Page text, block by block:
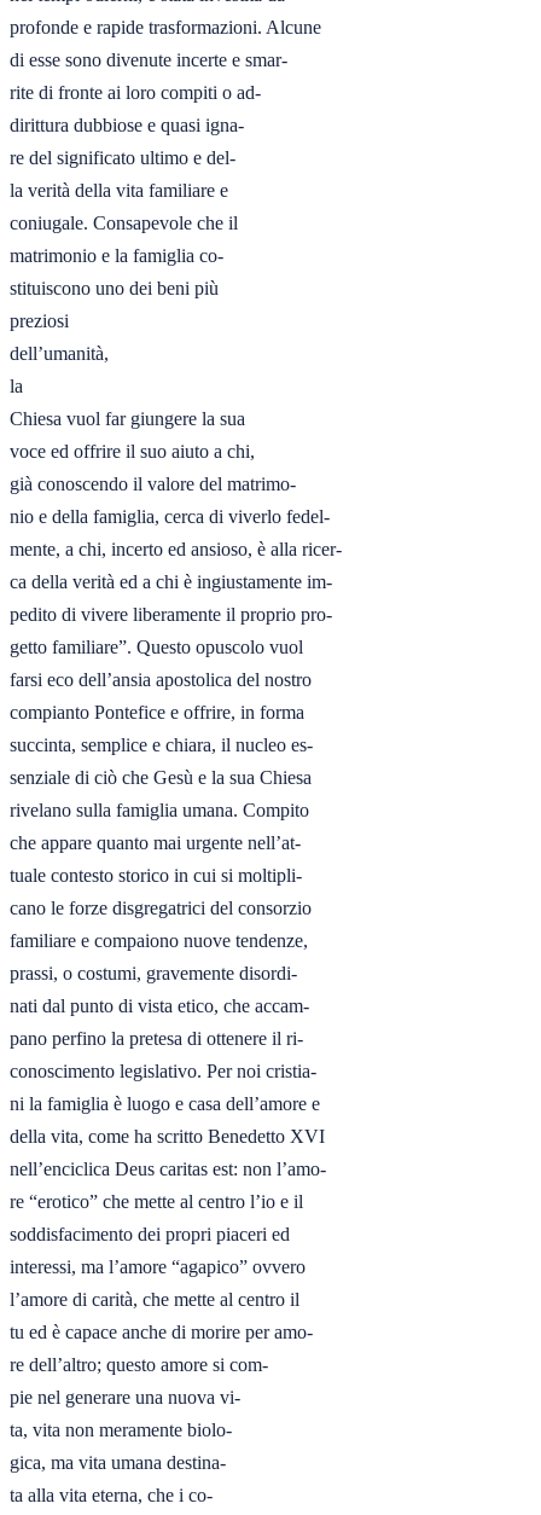
profonde e rapide trasformazioni. Alcune
di esse sono divenute incerte e smar-
rite di fronte ai loro compiti o ad-
dirittura dubbiose e quasi igna-
re del significato ultimo e del-
la verità della vita familiare e
coniugale. Consapevole che il
matrimonio e la famiglia co-
stituiscono uno dei beni più
preziosi
dell’umanità,
la
Chiesa vuol far giungere la sua
voce ed offrire il suo aiuto a chi,
già conoscendo il valore del matrimo-
nio e della famiglia, cerca di viverlo fedel-
mente, a chi, incerto ed ansioso, è alla ricer-
ca della verità ed a chi è ingiustamente im-
pedito di vivere liberamente il proprio pro-
getto familiare”. Questo opuscolo vuol
farsi eco dell’ansia apostolica del nostro
compianto Pontefice e offrire, in forma
succinta, semplice e chiara, il nucleo es-
senziale di ciò che Gesù e la sua Chiesa
rivelano sulla famiglia umana. Compito
che appare quanto mai urgente nell’at-
tuale contesto storico in cui si moltipli-
cano le forze disgregatrici del consorzio
familiare e compaiono nuove tendenze,
prassi, o costumi, gravemente disordi-
nati dal punto di vista etico, che accam-
pano perfino la pretesa di ottenere il ri-
conoscimento legislativo. Per noi cristia-
ni la famiglia è luogo e casa dell’amore e
della vita, come ha scritto Benedetto XVI
nell’enciclica Deus caritas est: non l’amo-
re “erotico” che mette al centro l’io e il
soddisfacimento dei propri piaceri ed
interessi, ma l’amore “agapico” ovvero
l’amore di carità, che mette al centro il
tu ed è capace anche di morire per amo-
re dell’altro; questo amore si com-
pie nel generare una nuova vi-
ta, vita non meramente biolo-
gica, ma vita umana destina-
ta alla vita eterna, che i co-